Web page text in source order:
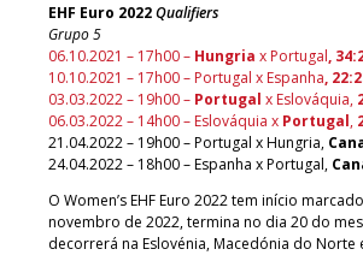
EHF Euro 2022Qualifiers
Grupo 5
06.10.2021 – 17h00 – Hungria x Portugal,
10.10.2021 – 17h00 – Portugal x Espanha,
03.03.2022 – 19h00 – Portugal x Eslováquia,
06.03.2022 – 14h00 – Eslováquia x Portugal,
21.04.2022 – 19h00 – Portugal x Hungria,
24.04.2022 – 18h00 – Espanha x Portugal,
O Women’s EHF Euro 2022 tem início
novembro de 2022, termina no dia 20 do
decorrerá na Eslovénia, Macedónia do Norte